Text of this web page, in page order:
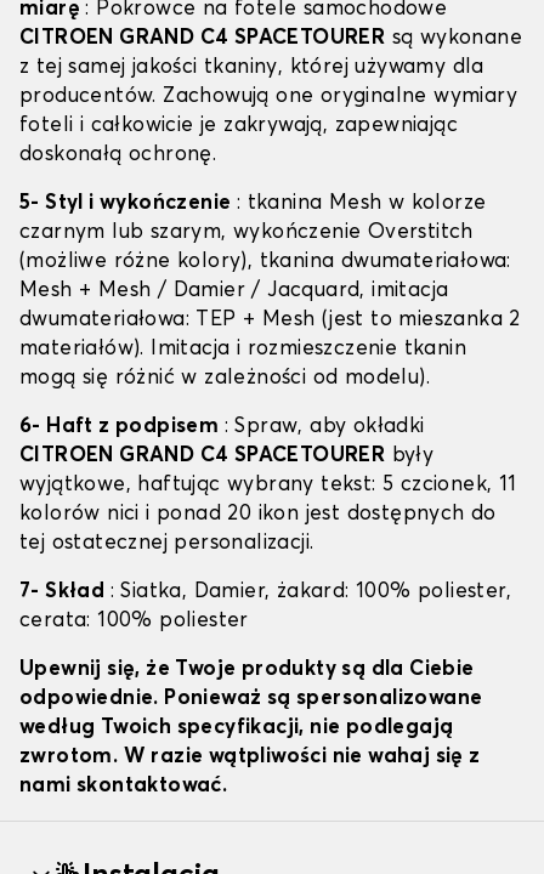
miarę: Pokrowce na fotele samochodowe
CITROEN GRAND C4 SPACETOURER są wykonane
z tej samej jakości tkaniny, której używamy dla
producentów. Zachowują one oryginalne wymiary
foteli i całkowicie je zakrywają, zapewniając
doskonałą ochronę.
5- Styl i wykończenie : tkanina Mesh w kolorze
czarnym lub szarym, wykończenie Overstitch
(możliwe różne kolory), tkanina dwumateriałowa:
Mesh + Mesh / Damier / Jacquard, imitacja
dwumateriałowa: TEP + Mesh (jest to mieszanka 2
materiałów). Imitacja i rozmieszczenie tkanin
mogą się różnić w zależności od modelu).
6- Haft z podpisem : Spraw, aby okładki
CITROEN GRAND C4 SPACETOURER były
wyjątkowe, haftując wybrany tekst: 5 czcionek, 11
kolorów nici i ponad 20 ikon jest dostępnych do
tej ostatecznej personalizacji.
7- Skład : Siatka, Damier, żakard: 100% poliester,
cerata: 100% poliester
Upewnij się, że Twoje produkty są dla Ciebie
odpowiednie. Ponieważ są spersonalizowane
według Twoich specyfikacji, nie podlegają
zwrotom. W razie wątpliwości nie wahaj się z
nami skontaktować.